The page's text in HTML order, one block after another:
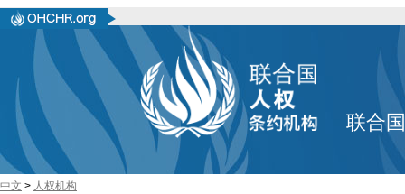
联合
中文 > 人权机构